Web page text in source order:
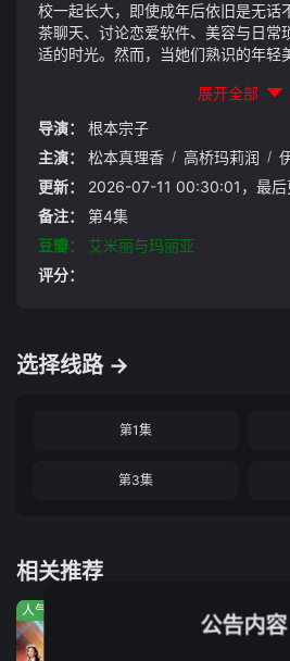
校一起长大，即使成年后依旧是无话
茶聊天、讨论恋爱软件、美容与日常
适的时光。然而，当她们熟识的年轻
脱节。一句“姐姐们以后想成为什么
对。面对年龄焦虑与对青春的留恋，
思考幸福的模样，并踏上寻找属于自
展开全部
导演：
根本宗子
主演：
松本真理香 / 高桥玛莉润 /
更新：
2026-07-11 00:30:01，最后
备注：
第4集
豆瓣：
艾米丽与玛丽亚
评分：
选择线路 →
第1集
第3集
相关推荐
人气:1009 人气:367
公告内容